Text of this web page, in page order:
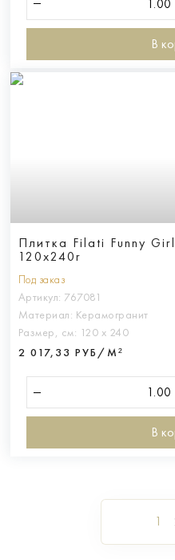
В
Плитка Filati Funny
120x240r
Под заказ
Артикул: 767081
Материал: Керамогранит
Размер, см: 120 х 240
2 017,33 РУБ/М²
В
1